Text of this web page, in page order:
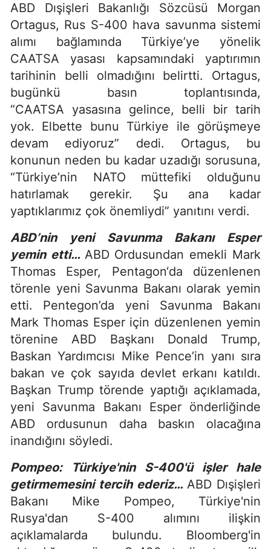
ABD Dışişleri Bakanlığı Sözcüsü Morgan
Ortagus, Rus S-400 hava savunma sistemi
alımı bağlamında Türkiye’ye yönelik
CAATSA yasası kapsamındaki yaptırımın
tarihinin belli olmadığını belirtti. Ortagus,
bugünkü basın toplantısında,
“CAATSA yasasına gelince, belli bir tarih
yok. Elbette bunu Türkiye ile görüşmeye
devam ediyoruz” dedi. Ortagus, bu
konunun neden bu kadar uzadığı sorusuna,
“Türkiye’nin NATO müttefiki olduğunu
hatırlamak gerekir. Şu ana kadar
yaptıklarımız çok önemliydi” yanıtını verdi.
ABD’nin yeni Savunma Bakanı Esper
yemin etti… ABD Ordusundan emekli Mark
Thomas Esper, Pentagon‘da düzenlenen
törenle yeni Savunma Bakanı olarak yemin
etti. Pentegon’da yeni Savunma Bakanı
Mark Thomas Esper için düzenlenen yemin
törenine ABD Başkanı Donald Trump,
Baskan Yardımcısı Mike Pence’in yanı sıra
bakan ve çok sayıda devlet erkanı katıldı.
Başkan Trump törende yaptığı açıklamada,
yeni Savunma Bakanı Esper önderliğinde
ABD ordusunun daha baskın olacağına
inandığını söyledi.
Pompeo: Türkiye'nin S-400'ü işler hale
getirmemesini tercih ederiz… ABD Dışişleri
Bakanı Mike Pompeo, Türkiye'nin
Rusya'dan S-400 alımını ilişkin
açıklamalarda bulundu. Bloomberg'in